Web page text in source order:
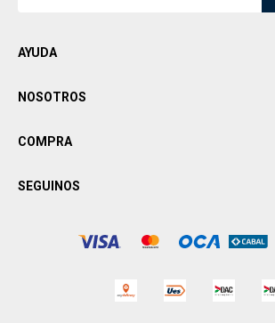
AYUDA
NOSOTROS
COMPRA
SEGUINOS